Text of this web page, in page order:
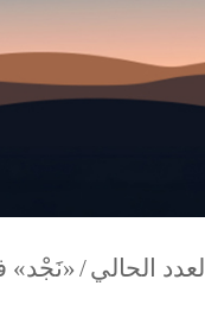
العدد الحالي/ «نَجْد»